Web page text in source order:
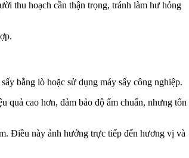
thu hoạch cần thận trọng, tránh làm hư hỏng
bằng lò hoặc sử dụng máy sấy công nghiệp.
quả cao hơn, đảm bảo độ ẩm chuẩn, nhưng tốn
Điều này ảnh hưởng trực tiếp đến hương vị và